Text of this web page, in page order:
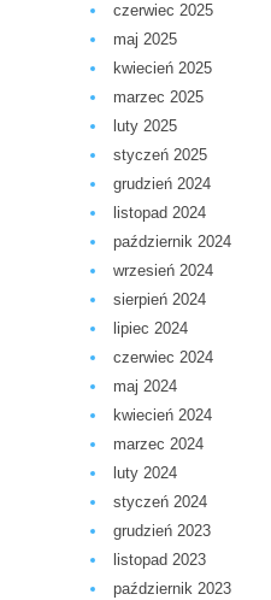
czerwiec 2025
maj 2025
kwiecień 2025
marzec 2025
luty 2025
styczeń 2025
grudzień 2024
listopad 2024
październik 2024
wrzesień 2024
sierpień 2024
lipiec 2024
czerwiec 2024
maj 2024
kwiecień 2024
marzec 2024
luty 2024
styczeń 2024
grudzień 2023
listopad 2023
październik 2023